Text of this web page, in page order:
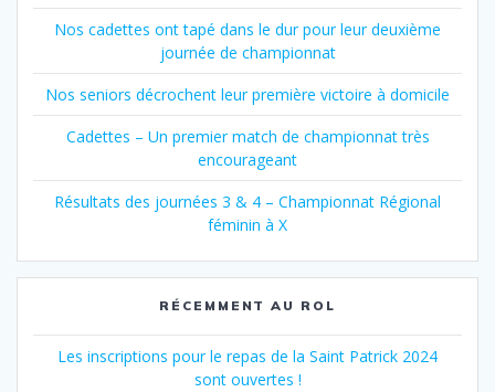
Nos cadettes ont tapé dans le dur pour leur deuxième
journée de championnat
Nos seniors décrochent leur première victoire à domicile
Cadettes – Un premier match de championnat très
encourageant
Résultats des journées 3 & 4 – Championnat Régional
féminin à X
RÉCEMMENT AU ROL
Les inscriptions pour le repas de la Saint Patrick 2024
sont ouvertes !